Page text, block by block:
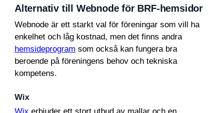
Alternativ till Webnode för BRF-hemsidor
Webnode är ett starkt val för föreningar som vill ha
enkelhet och låg kostnad, men det finns andra
hemsideprogram som också kan fungera bra
beroende på föreningens behov och tekniska
kompetens.
Wix